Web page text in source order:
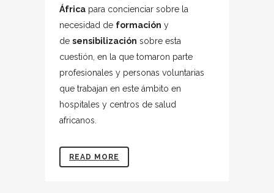
África para concienciar sobre la
necesidad de formación y
de sensibilización sobre esta
cuestión, en la que tomaron parte
profesionales y personas voluntarias
que trabajan en este ámbito en
hospitales y centros de salud
africanos.
READ MORE